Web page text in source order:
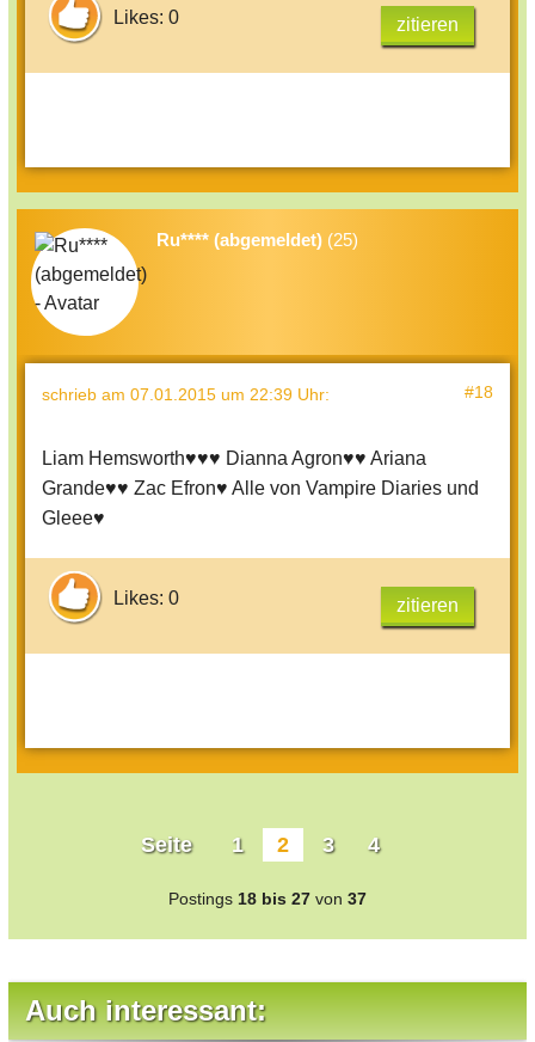
Likes: 0 zitieren
Ru**** (abgemeldet) (25)
schrieb am 07.01.2015 um 22:39 Uhr: #18
Liam Hemsworth♥♥♥ Dianna Agron♥♥ Ariana
Grande♥♥ Zac Efron♥ Alle von Vampire Diaries und
Gleee♥
Likes: 0 zitieren
Seite 1 2 3 4
Postings 18 bis 27 von 37
Auch interessant: